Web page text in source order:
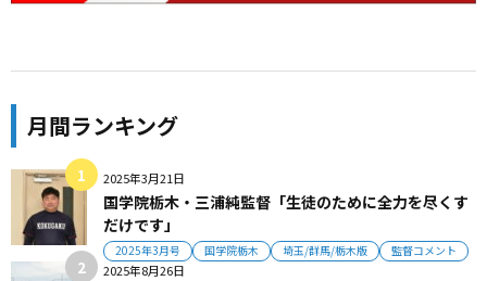
月間ランキング
2025年3月21日
国学院栃木・三浦純監督「生徒のために全力を尽くす
だけです」
2025年3月号 国学院栃木 埼玉/群馬/栃木版 監督コメント
2025年8月26日